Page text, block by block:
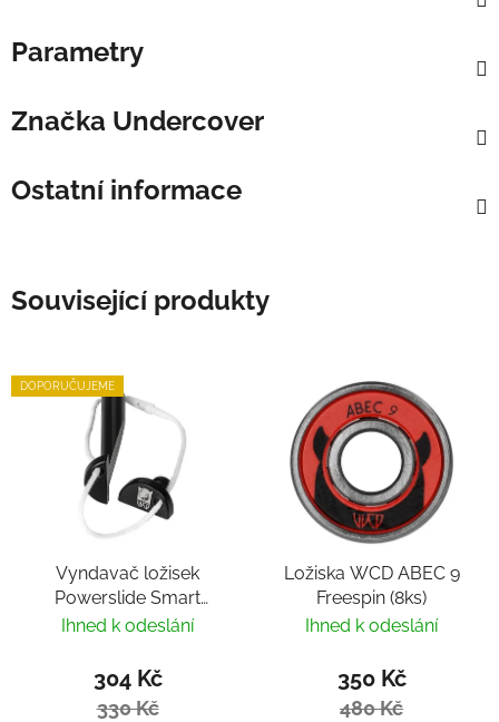
Parametry
Značka Undercover
Ostatní informace
Související produkty
DOPORUČUJEME
Vyndavač ložisek
Powerslide Smart
Bearing Remover by
Ihned k odeslání
304 Kč
330 Kč
Ložiska WCD ABEC 9
Freespin (8ks)
Ihned k odeslání
350 Kč
480 Kč